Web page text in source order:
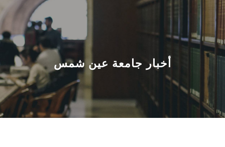
الرئيسيـة
عن الجامعة
القطاعـات
الشئون الأكاديمية
البحث العلمي
أخبار جامعة عين شمس